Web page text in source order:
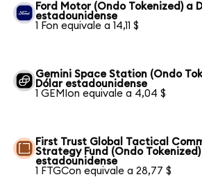
Ford Motor (Ondo Tokenized) a
estadounidense
1 Fon equivale a 14,11 $
Gemini Space Station (Ondo
Dólar estadounidense
1 GEMIon equivale a 4,04 $
First Trust Global Tactical
Strategy Fund (Ondo
estadounidense
1 FTGCon equivale a 28,77 $